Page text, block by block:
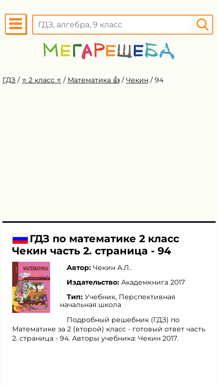
ГДЗ / ⭐️ 2 класс ⭐️ / Математика 👍 / Чекин / 94
ГДЗ по математике 2 класс
Чекин часть 2. страница - 94
Автор: Чекин А.Л..
Издательство: Академкнига 2017
Тип: Учебник, Перспективная
начальная школа
Подробный решебник (ГДЗ) по
Математике за 2 (второй) класс - готовый ответ часть
2. страница - 94. Авторы учебника: Чекин 2017.